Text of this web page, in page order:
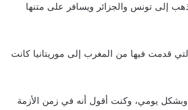
إلى تونس والجزائر ويسافر على متنها
قدمت فيها من المغرب إلى موريتانيا كانت
وبشكل يومي، وكنت أقول أنه في زمن الأزمة